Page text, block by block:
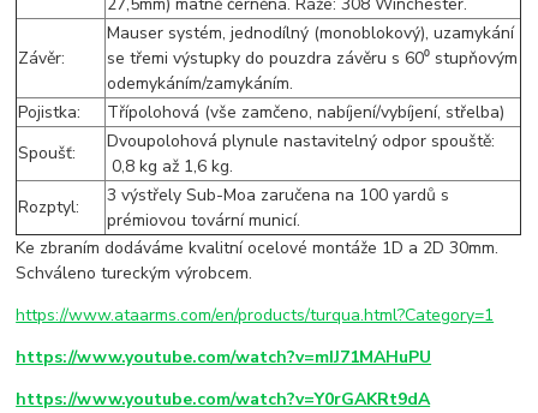
Závěr:
Mauser systém, jednodílný (monoblokový), uzamykání
se třemi výstupky do pouzdra závěru s 60⁰ stupňovým
odemykáním/zamykáním.
Pojistka:
Třípolohová (vše zamčeno, nabíjení/vybíjení, střelba)
Spoušť:
Dvoupolohová plynule nastavitelný odpor spouště:
0,8 kg až 1,6 kg.
Rozptyl:
3 výstřely Sub-Moa zaručena na 100 yardů s
prémiovou tovární municí.
Ke zbraním dodáváme kvalitní ocelové montáže 1D a 2D 30mm.
Schváleno tureckým výrobcem.
https://www.ataarms.com/en/products/turqua.html?Category=1
https://www.youtube.com/watch?v=mIJ71MAHuPU
https://www.youtube.com/watch?v=Y0rGAKRt9dA